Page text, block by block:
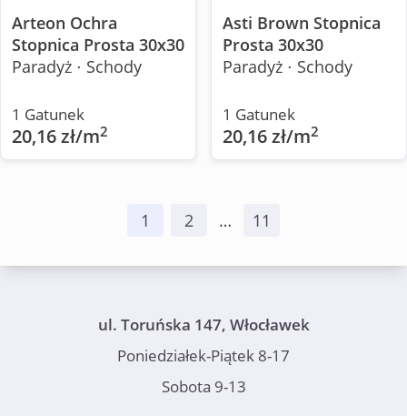
Arteon Ochra
Stopnica Prosta 30x30
Paradyż ⋅ Schody
1 Gatunek
20,16 zł/m2
Asti Brown Stopnica
Prosta 30x30
Paradyż ⋅ Schody
1 Gatunek
20,16 zł/m2
1 2 … 11
ul. Toruńska 147, Włocławek
Poniedziałek-Piątek 8-17
Sobota 9-13